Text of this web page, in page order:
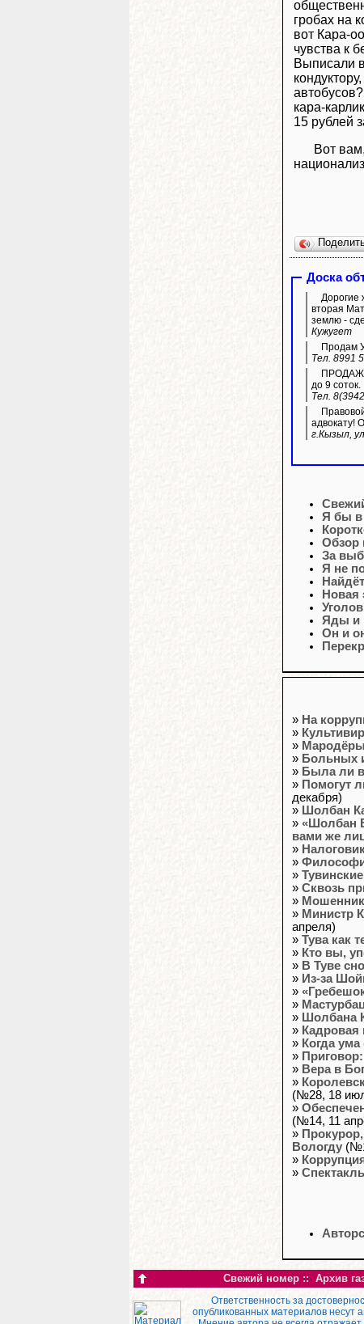
гробах на
вот Кара-
чувства к
Выписали
кара-
15 рублей
Вот
Доска
Дорогие
вторая
землю -
Кужугет
Продам
Тел. 8991
до 9 соток.
Тел.
адвокату!
г.Кызыл,
Я бы в
Обзор
За
Я не
Новая
Яды и
Он и
» На
»
»
» Больных
» Была ли
» Помогут
декабря)
» Шолбан
» «Шолбан
вами же
»
»
»
» Сквозь
»
» Министр
апреля)
» Тува как
» Кто вы,
» В Туве
» Из-за
»
»
» Шолбана
»
» Когда
»
» Вера в
»
(№28, 18
»
(№14, 11
»
Вологду
»
»
Свежий номер :: Архив
Ответственность за
опубликованных материалов несут